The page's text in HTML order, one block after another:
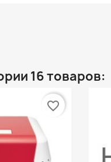
16 товаров:
favorite_border